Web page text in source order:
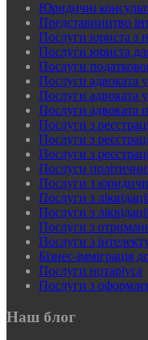
Юридичні
Представництво
Послуги юриста з
Послуги юриста
Послуги
Послуги адвоката
Послуги адвоката
Послуги адвоката
Послуги з
Послуги з
Послуги з
Послуги
Послуги з
Послуги з
Послуги з
Послуги з
Послуги з
Бізнес-імміграція
Послуги нотаріуса
Послуги з
Наш блог